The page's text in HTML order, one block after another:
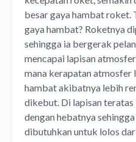
besar gaya hambat roket.
gaya hambat? Roketnya
sehingga ia bergerak
mencapai lapisan
mana kerapatan atmosfer
hambat akibatnya lebih
dikebut. Di lapisan
dengan hebatnya
dibutuhkan untuk lolos